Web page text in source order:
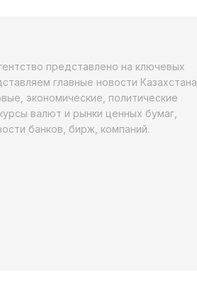
представлено на ключевых
главные новости Казахстана,
экономические, политические
валют и рынки ценных бумаг,
банков, бирж, компаний.